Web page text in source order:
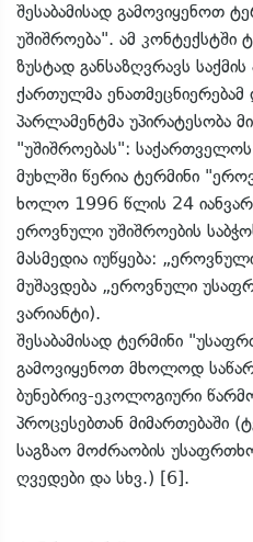
შესაბამისად გამოვიყენოთ
უშიშროება". ამ კონტექსტში
ზუსტად განსაზღვრავს
ქართულმა
პარლამენტმა უპირატესობა
"უშიშროებას":
მუხლში წერია ტერმინი
ხოლო 1996 წლის 24
ეროვნული უშიშროების
მასმედია იუწყება:
მუშავდება „ეროვნული
ვარიანტი).
შესაბამისად ტერმინი
გამოვიყენოთ მხოლოდ
ბუნებრივ-ეკოლოგიური
პროცესებთან მიმართებაში
საგზაო მოძრაობის
ღვედები და სხვ.) [6].